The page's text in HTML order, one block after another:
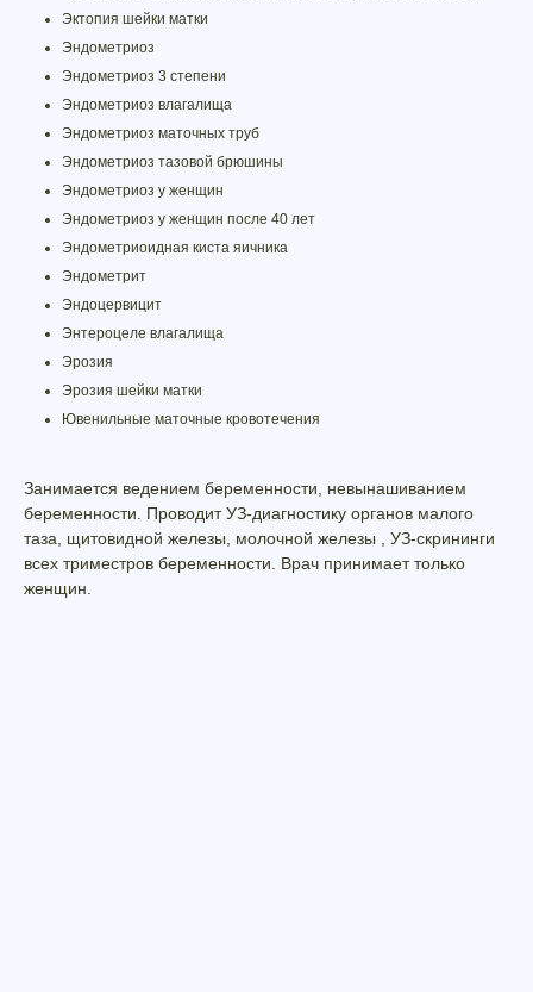
Эктопия шейки матки
Эндометриоз
Эндометриоз 3 степени
Эндометриоз влагалища
Эндометриоз маточных труб
Эндометриоз тазовой брюшины
Эндометриоз у женщин
Эндометриоз у женщин после 40 лет
Эндометриоидная киста яичника
Эндометрит
Эндоцервицит
Энтероцеле влагалища
Эрозия
Эрозия шейки матки
Ювенильные маточные кровотечения
Занимается ведением беременности, невынашиванием
беременности. Проводит УЗ-диагностику органов малого
таза, щитовидной железы, молочной железы , УЗ-скрининги
всех триместров беременности. Врач принимает только
женщин.